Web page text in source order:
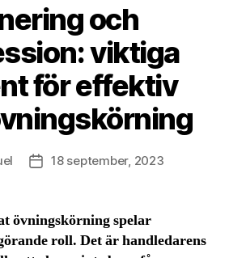
och
viktiga
för effektiv
Inläggsdatum
18 september, 2023
övningskörning spelar
roll. Det är handledarens